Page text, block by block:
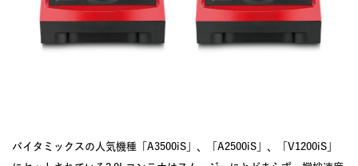
バイタミックスの人気機種「A3500iS」、「A2500iS」、「V1200iS」